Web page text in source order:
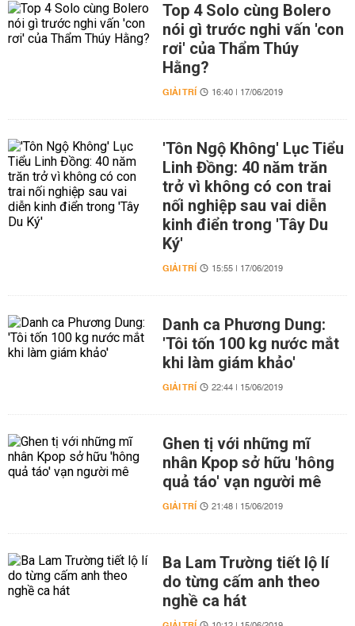
Top 4 Solo cùng Bolero
nói gì trước nghi vấn 'con
rơi' của Thẩm Thúy
Hằng?
GIẢI TRÍ 16:40 | 17/06/2019
'Tôn Ngộ Không' Lục Tiểu
Linh Đồng: 40 năm trăn
trở vì không có con trai
nối nghiệp sau vai diễn
kinh điển trong 'Tây Du
Ký'
GIẢI TRÍ 15:55 | 17/06/2019
Danh ca Phương Dung:
'Tôi tốn 100 kg nước mắt
khi làm giám khảo'
GIẢI TRÍ 22:44 | 15/06/2019
Ghen tị với những mĩ
nhân Kpop sở hữu 'hông
quả táo' vạn người mê
GIẢI TRÍ 21:48 | 15/06/2019
Ba Lam Trường tiết lộ lí
do từng cấm anh theo
nghề ca hát